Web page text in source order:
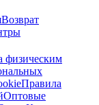
Возврат
физическим
Правила
Оптовые